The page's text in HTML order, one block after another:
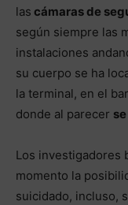
las cámaras de
según siempre las
instalaciones
su cuerpo se ha
la terminal, en el
donde al parecer
Los investigadores
momento la
suicidado, incluso,